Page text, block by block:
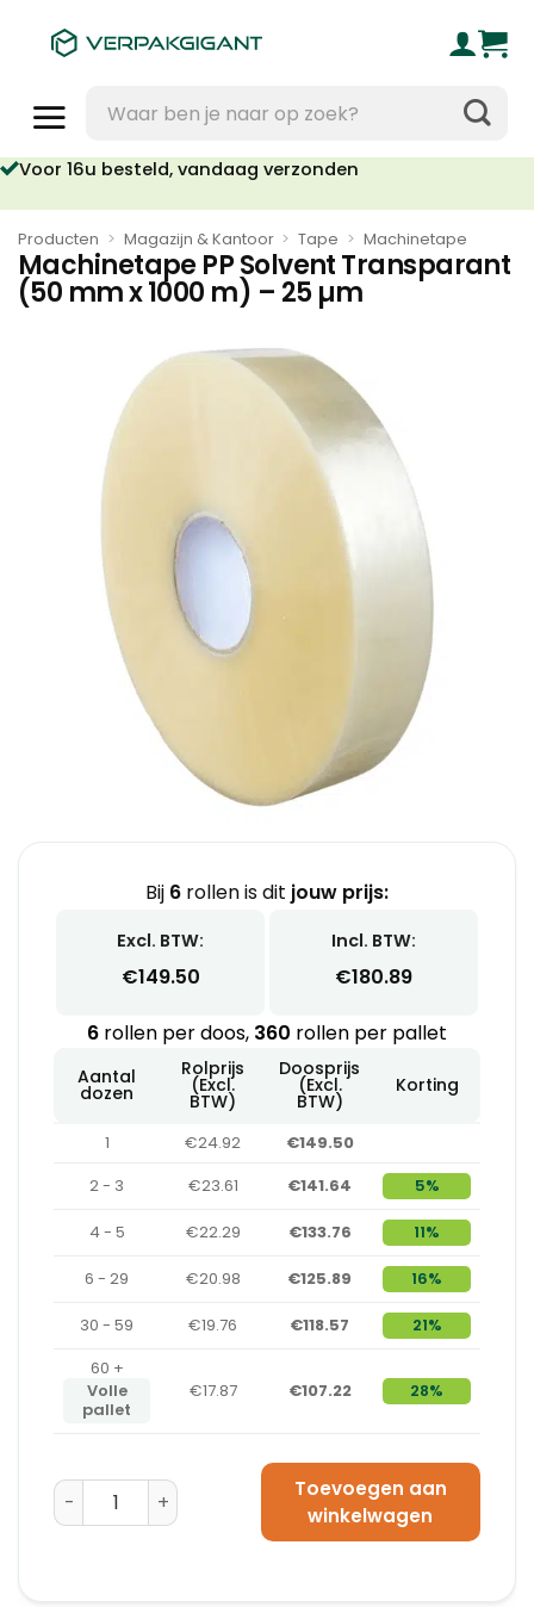
naar:
16u besteld, vandaag verzonden
Producten > Magazijn & Kantoor > Tape > Machinetape
Machinetape PP Solvent Transparant
(50 mm x 1000 m) – 25 µm
Bij 6 rollen is dit jouw prijs:
Excl. BTW:
€149.50
Incl. BTW:
€180.89
6 rollen per doos, 360 rollen per pallet
Aantal
dozen
Rolprijs
(Excl.
BTW)
Doosprijs
(Excl.
BTW)
Korting
1 €24.92
€149.50
2 - 3
€23.61 €141.64 5%
4 - 5 €22.29 €133.76 11%
6 - 29 €20.98 €125.89 16%
30 - 59 €19.76 €118.57
21%
60 +
Volle
pallet
€17.87 €107.22 28%
Machinetape PP Solvent Transparant (50 mm x
Toevoegen aan
winkelwagen